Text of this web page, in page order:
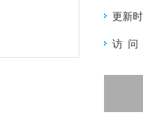
更新时
访 问